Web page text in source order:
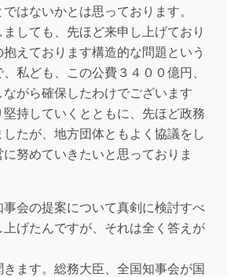
はないかとは思っております。
しても、先ほど来申し上げており
えております構造的な問題という
私ども、この公費３４００億円、
がら確保したわけでございます
持していくとともに、先ほど政務
たが、地方団体ともよく協議をし
努めていきたいと思っておりま
会の提案について真剣に検討すべ
げたんですが、それは全く答えが
ます。総務大臣、全国知事会が国